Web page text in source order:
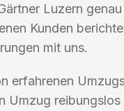
Luzern
Kunden
mit uns.
erfahrenen
Umzug reibungslos